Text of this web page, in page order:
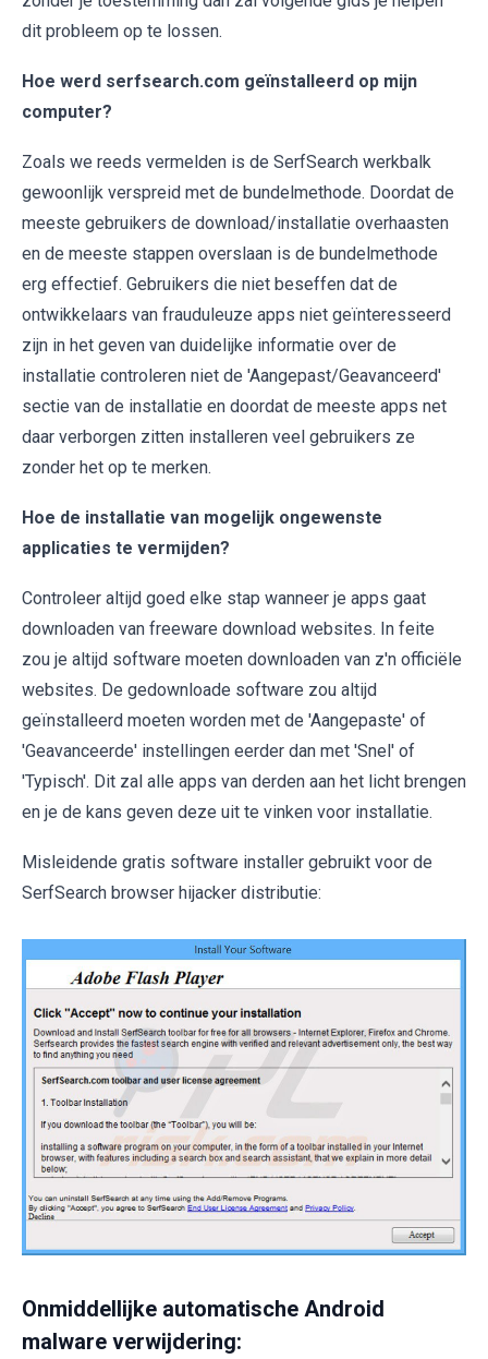
dit probleem op te lossen.
Hoe werd serfsearch.com geïnstalleerd op mijn
computer?
Zoals we reeds vermelden is de SerfSearch werkbalk
gewoonlijk verspreid met de bundelmethode. Doordat de
meeste gebruikers de download/installatie overhaasten
en de meeste stappen overslaan is de bundelmethode
erg effectief. Gebruikers die niet beseffen dat de
ontwikkelaars van frauduleuze apps niet geïnteresseerd
zijn in het geven van duidelijke informatie over de
installatie controleren niet de 'Aangepast/Geavanceerd'
sectie van de installatie en doordat de meeste apps net
daar verborgen zitten installeren veel gebruikers ze
zonder het op te merken.
Hoe de installatie van mogelijk ongewenste
applicaties te vermijden?
Controleer altijd goed elke stap wanneer je apps gaat
downloaden van freeware download websites. In feite
zou je altijd software moeten downloaden van z'n officiële
websites. De gedownloade software zou altijd
geïnstalleerd moeten worden met de 'Aangepaste' of
'Geavanceerde' instellingen eerder dan met 'Snel' of
'Typisch'. Dit zal alle apps van derden aan het licht brengen
en je de kans geven deze uit te vinken voor installatie.
Misleidende gratis software installer gebruikt voor de
SerfSearch browser hijacker distributie:
Onmiddellijke automatische Android
malware verwijdering: